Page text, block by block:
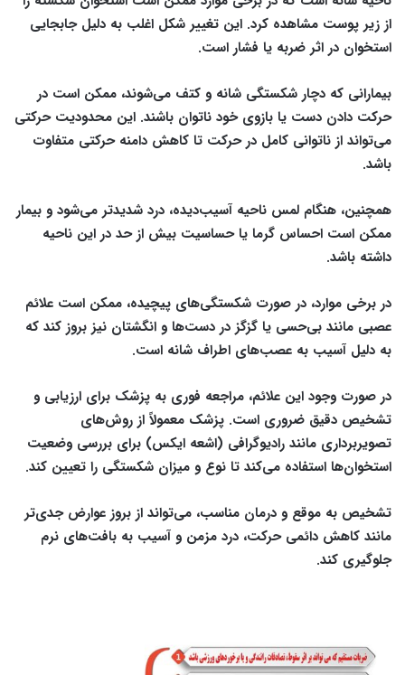
از زیر پوست مشاهده کرد. این تغییر شکل اغلب به دلیل جابجایی
استخوان در اثر ضربه یا فشار است.
بیمارانی که دچار شکستگی شانه و کتف می‌شوند، ممکن است در
حرکت دادن دست یا بازوی خود ناتوان باشند. این محدودیت حرکتی
می‌تواند از ناتوانی کامل در حرکت تا کاهش دامنه حرکتی متفاوت
باشد.
همچنین، هنگام لمس ناحیه آسیب‌دیده، درد شدیدتر می‌شود و بیمار
ممکن است احساس گرما یا حساسیت بیش از حد در این ناحیه
داشته باشد.
در برخی موارد، در صورت شکستگی‌های پیچیده، ممکن است علائم
عصبی مانند بی‌حسی یا گزگز در دست‌ها و انگشتان نیز بروز کند که
به دلیل آسیب به عصب‌های اطراف شانه است.
در صورت وجود این علائم، مراجعه فوری به پزشک برای ارزیابی و
تشخیص دقیق ضروری است. پزشک معمولاً از روش‌های
تصویربرداری مانند رادیوگرافی (اشعه ایکس) برای بررسی وضعیت
استخوان‌ها استفاده می‌کند تا نوع و میزان شکستگی را تعیین کند.
تشخیص به موقع و درمان مناسب، می‌تواند از بروز عوارض جدی‌تر
مانند کاهش دائمی حرکت، درد مزمن و آسیب به بافت‌های نرم
جلوگیری کند.